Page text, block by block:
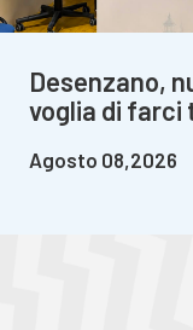
Desenzano,
voglia di farci
Agosto 08,2026